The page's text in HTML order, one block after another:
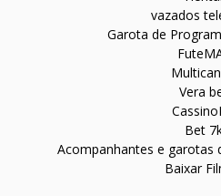
vazados
Garota de
Vera
Bet
Acompanhantes e garotas
Baixar